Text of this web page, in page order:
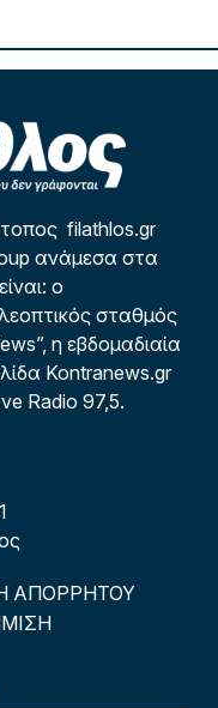
filathlos.gr
ανάμεσα στα
ο
σταθμός
η εβδομαδιαία
Kontranews.gr
Radio 97,5.
ΑΠΟΡΡΗΤΟΥ